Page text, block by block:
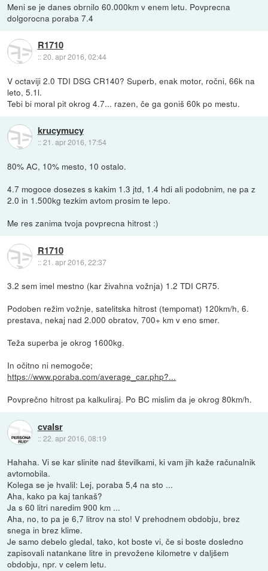
Meni se je danes obrnilo 60.000km v enem letu. Povprecna
dolgorocna poraba 7.4
R1710
::20. apr 2016, 02:44
V octaviji 2.0 TDI DSG CR140? Superb, enak motor, ročni, 66k na
leto, 5.1l.
Tebi bi moral pit okrog 4.7... razen, če ga goniš 60k po mestu.
krucymucy
::21. apr 2016, 17:54
80% AC, 10% mesto, 10 ostalo.
4.7 mogoce dosezes s kakim 1.3 jtd, 1.4 hdi ali podobnim, ne pa z
2.0 in 1.500kg tezkim avtom prosim te lepo.
Me res zanima tvoja povprecna hitrost :)
R1710
::21. apr 2016, 22:37
3.2 sem imel mestno (kar živahna vožnja) 1.2 TDI CR75.
Podoben režim vožnje, satelitska hitrost (tempomat) 120km/h, 6.
prestava, nekaj nad 2.000 obratov, 700+ km v eno smer.
Teža superba je okrog 1600kg.
In očitno ni nemogoče;
https://www.poraba.com/average_car.php?...
Povprečno hitrost pa kalkuliraj. Po BC mislim da je okrog 80km/h.
cvalsr
::22. apr 2016, 08:19
Hahaha. Vi se kar slinite nad številkami, ki vam jih kaže računalnik
avtomobila.
Kolega se je hvalil: Lej, poraba 5,4 na sto ...
Aha, kako pa kaj tankaš?
Ja s 60 litri naredim 900 km ...
Aha, no, to pa je 6,7 litrov na sto! V prehodnem obdobju, brez
snega in brez klime.
Je samo debelo gledal, tako, kot boste vi, če si boste dosledno
zapisovali natankane litre in prevožene kilometre v daljšem
obdobju, npr. v celem letu.